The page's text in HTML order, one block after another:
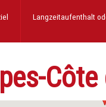
Langzeitaufenthalt
Côte